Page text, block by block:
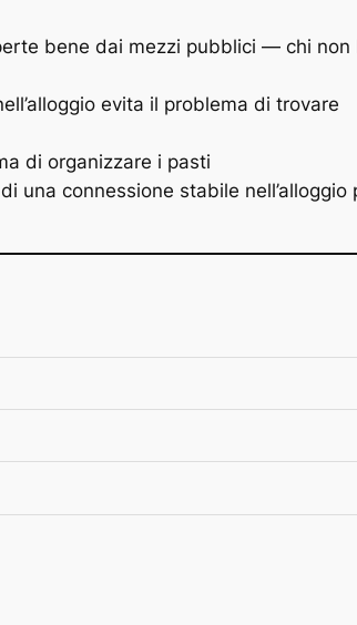
bene dai mezzi pubblici — chi non
evita il problema di trovare
di organizzare i pasti
una connessione stabile nell’alloggio